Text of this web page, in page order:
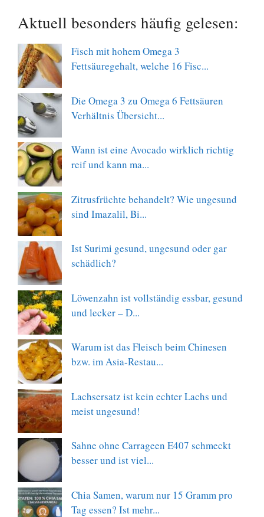
Aktuell besonders häufig gelesen:
Fisch mit hohem Omega 3
Fettsäuregehalt, welche 16 Fisc...
Die Omega 3 zu Omega 6 Fettsäuren
Verhältnis Übersicht...
Wann ist eine Avocado wirklich richtig
reif und kann ma...
Zitrusfrüchte behandelt? Wie ungesund
sind Imazalil, Bi...
Ist Surimi gesund, ungesund oder gar
schädlich?
Löwenzahn ist vollständig essbar, gesund
und lecker – D...
Warum ist das Fleisch beim Chinesen
bzw. im Asia-Restau...
Lachsersatz ist kein echter Lachs und
meist ungesund!
Sahne ohne Carrageen E407 schmeckt
besser und ist viel...
Chia Samen, warum nur 15 Gramm pro
Tag essen? Ist mehr...